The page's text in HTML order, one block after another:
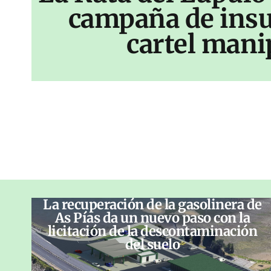
campaña de
cartel
La recuperación de la gasolinera de
As Pías da un nuevo paso con la
licitación de la descontaminación
del suelo